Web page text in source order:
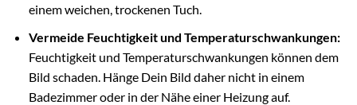
einem weichen, trockenen Tuch.
Vermeide Feuchtigkeit und Temperaturschwankungen:
Feuchtigkeit und Temperaturschwankungen können dem
Bild schaden. Hänge Dein Bild daher nicht in einem
Badezimmer oder in der Nähe einer Heizung auf.